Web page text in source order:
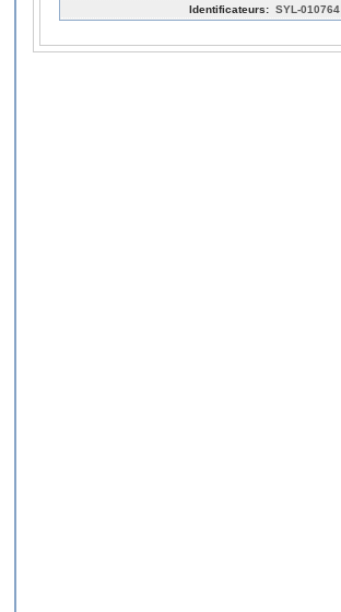
Identificateurs: SYL-010764